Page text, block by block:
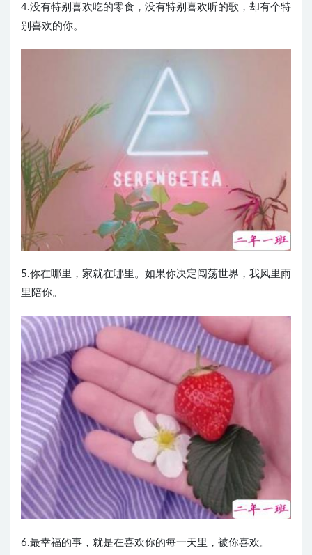
4.没有特别喜欢吃的零食，没有特别喜欢听的歌，却有个特
别喜欢的你。
5.你在哪里，家就在哪里。如果你决定闯荡世界，我风里雨
里陪你。
6.最幸福的事，就是在喜欢你的每一天里，被你喜欢。